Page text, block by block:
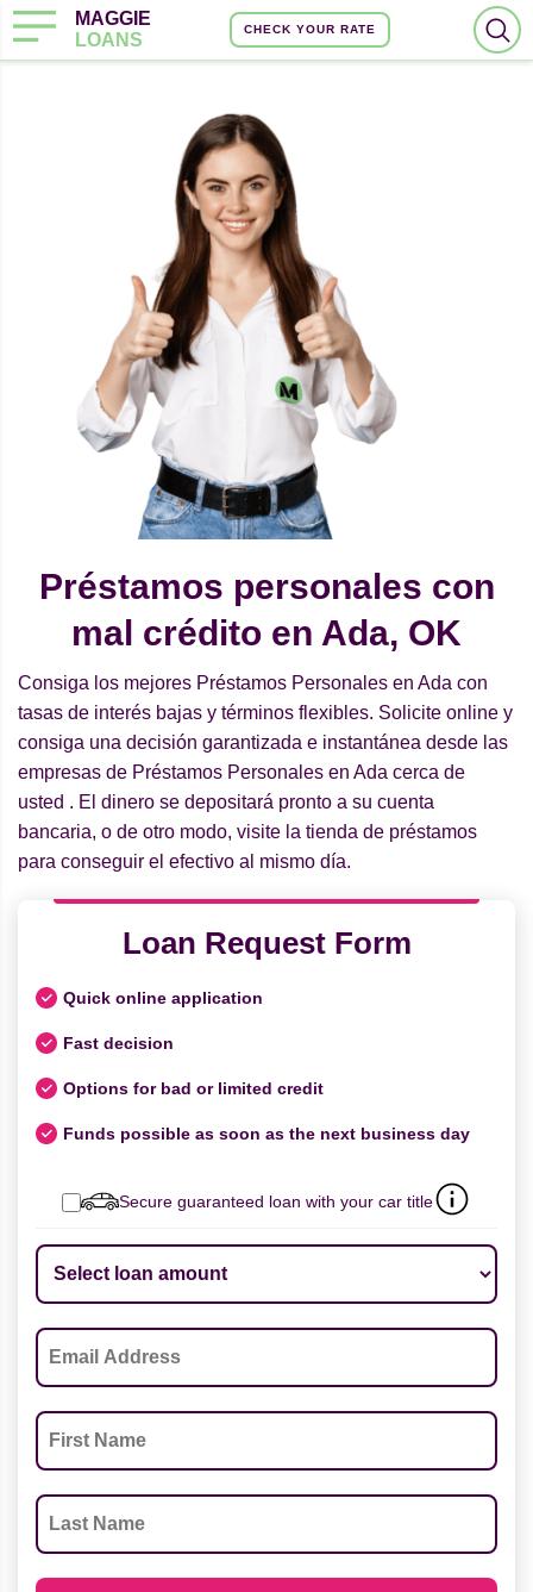
MAGGIE
LOANS
CHECK YOUR RATE
Préstamos personales con
mal crédito en Ada, OK
Consiga los mejores Préstamos Personales en Ada con
tasas de interés bajas y términos flexibles. Solicite online y
consiga una decisión garantizada e instantánea desde las
empresas de Préstamos Personales en Ada cerca de
usted . El dinero se depositará pronto a su cuenta
bancaria, o de otro modo, visite la tienda de préstamos
para conseguir el efectivo al mismo día.
Loan Request Form
Quick online application
Fast decision
Options for bad or limited credit
Funds possible as soon as the next business day
Secure guaranteed loan with your car title